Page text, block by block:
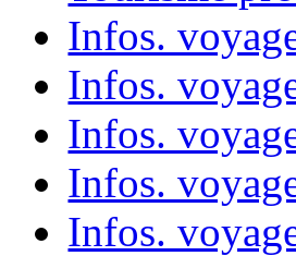
Infos.
Infos.
Infos.
Infos.
Infos.